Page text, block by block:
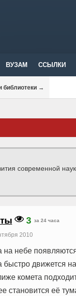
ВУЗАМ ССЫЛКИ
библиотеки →
современной
3 за 24 часа
2010
на небе
быстро движется
комета
становится её